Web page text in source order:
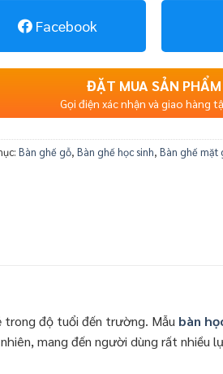
Facebook
ĐẶT MUA SẢN PHẨM
Gọi điện xác nhận và giao hàng
Bàn ghế gỗ, Bàn ghế học sinh, Bàn ghế mặt
độ tuổi đến trường. Mẫu bàn
mang đến người dùng rất nhiều